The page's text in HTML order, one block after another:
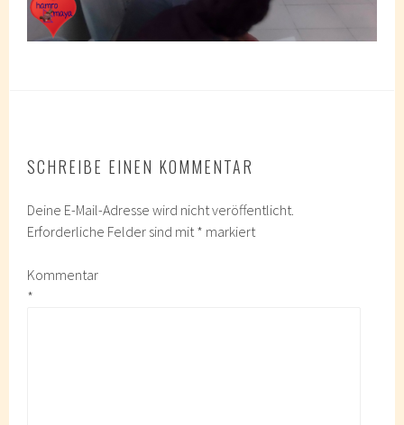
SCHREIBE EINEN KOMMENTAR
Deine E-Mail-Adresse wird nicht veröffentlicht.
Erforderliche Felder sind mit* markiert
Kommentar
*